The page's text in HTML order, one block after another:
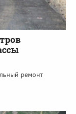
ремонт